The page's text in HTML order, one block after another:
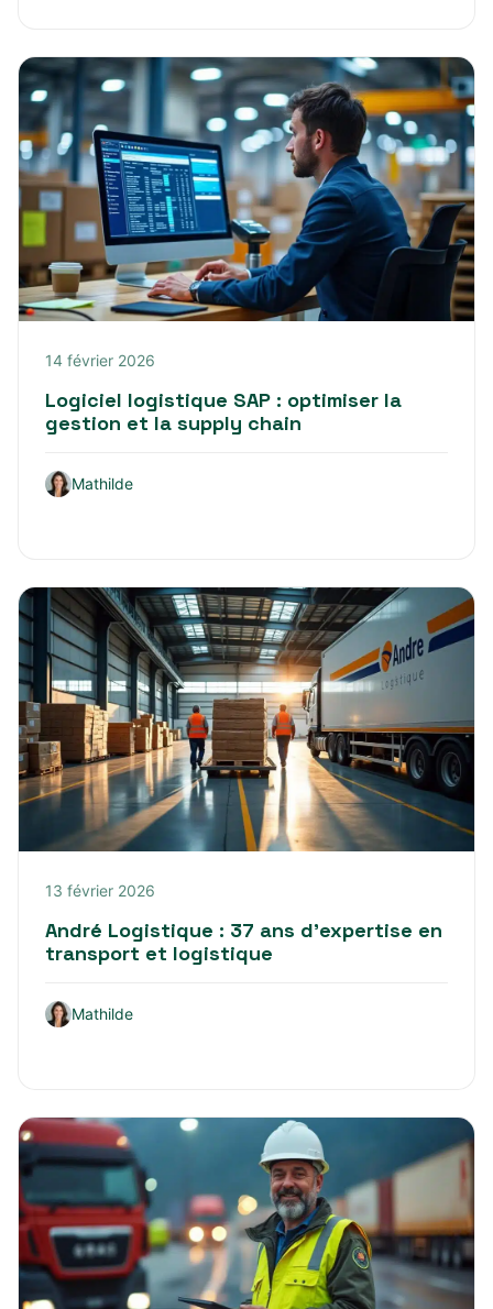
14 février 2026
Logiciel logistique SAP : optimiser la
gestion et la supply chain
Mathilde
13 février 2026
André Logistique : 37 ans d’expertise en
transport et logistique
Mathilde